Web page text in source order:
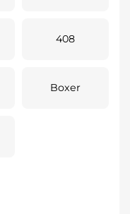
408
Boxer